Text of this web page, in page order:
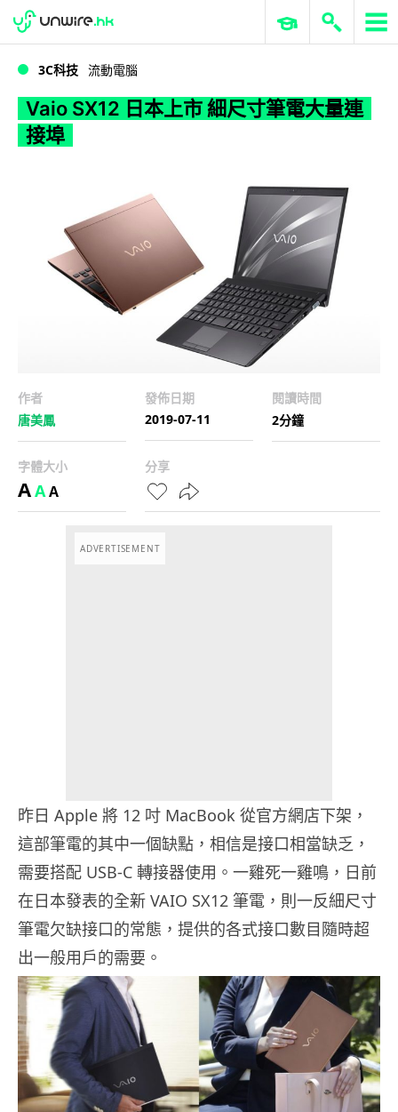
Vaio SX12 日本上市 細尺寸筆電大量連接埠
WWDC 2026 ERP 與商業 AI
3C科技 流動電腦
Vaio SX12 日本上市 細尺寸筆電大量連
接埠
作者
唐美鳳
發佈日期
2019-07-11
閱讀時間
2分鐘
字體大小
AAA
分享
ADVERTISEMENT
昨日 Apple 將 12 吋 MacBook 從官方網店下架，
這部筆電的其中一個缺點，相信是接口相當缺乏，
需要搭配 USB-C 轉接器使用。一雞死一雞鳴，日前
在日本發表的全新 VAIO SX12 筆電，則一反細尺寸
筆電欠缺接口的常態，提供的各式接口數目隨時超
出一般用戶的需要。